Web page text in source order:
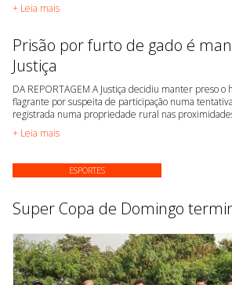
+ Leia mais
Prisão por furto de gado é
Justiça
DA REPORTAGEM A Justiça decidiu manter preso
flagrante por suspeita de participação numa
registrada numa propriedade rural nas
+ Leia mais
ESPORTES
Super Copa de Domingo